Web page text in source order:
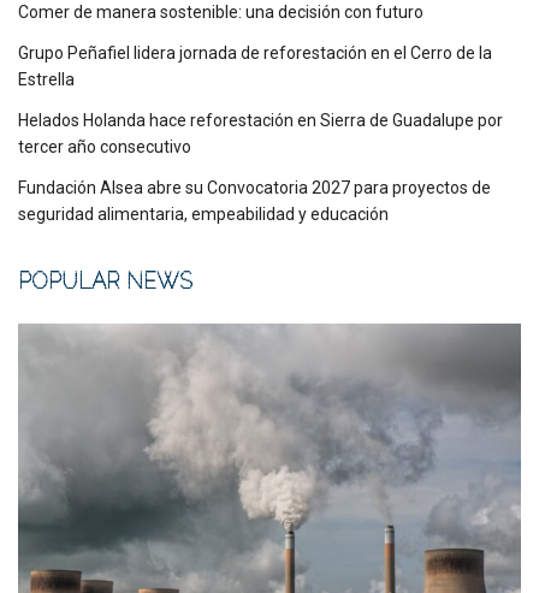
Comer de manera sostenible: una decisión con futuro
Grupo Peñafiel lidera jornada de reforestación en el Cerro de la
Estrella
Helados Holanda hace reforestación en Sierra de Guadalupe por
tercer año consecutivo
Fundación Alsea abre su Convocatoria 2027 para proyectos de
seguridad alimentaria, empeabilidad y educación
POPULAR NEWS